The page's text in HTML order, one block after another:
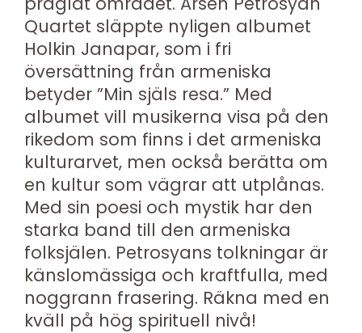
Quartet släppte nyligen albumet
Holkin Janapar, som i fri
översättning från armeniska
betyder ”Min själs resa.” Med
albumet vill musikerna visa på den
rikedom som finns i det armeniska
kulturarvet, men också berätta om
en kultur som vägrar att utplånas.
Med sin poesi och mystik har den
starka band till den armeniska
folksjälen. Petrosyans tolkningar är
känslomässiga och kraftfulla, med
noggrann frasering. Räkna med en
kväll på hög spirituell nivå!